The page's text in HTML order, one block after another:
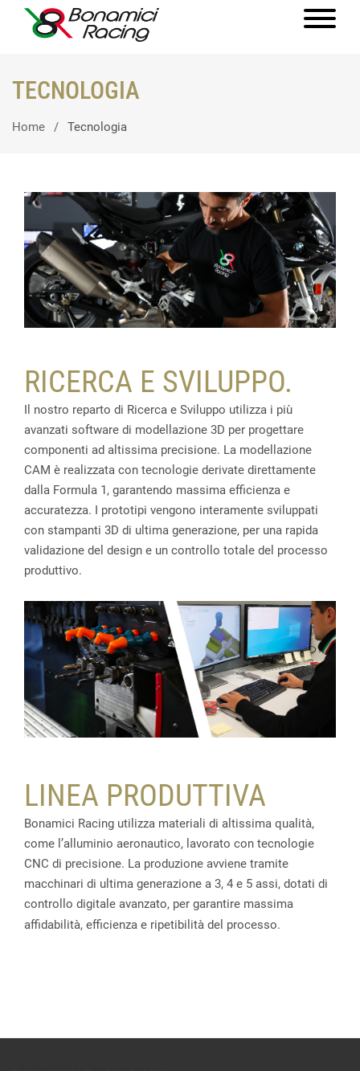
TECNOLOGIA
Home Tecnologia
RICERCA E SVILUPPO.
Il nostro reparto di Ricerca e Sviluppo utilizza i più
avanzati software di modellazione 3D per progettare
componenti ad altissima precisione. La modellazione
CAM è realizzata con tecnologie derivate direttamente
dalla Formula 1, garantendo massima efficienza e
accuratezza. I prototipi vengono interamente sviluppati
con stampanti 3D di ultima generazione, per una rapida
validazione del design e un controllo totale del processo
produttivo.
LINEA PRODUTTIVA
Bonamici Racing utilizza materiali di altissima qualità,
come l’alluminio aeronautico, lavorato con tecnologie
CNC di precisione. La produzione avviene tramite
macchinari di ultima generazione a 3, 4 e 5 assi, dotati di
controllo digitale avanzato, per garantire massima
affidabilità, efficienza e ripetibilità del processo.